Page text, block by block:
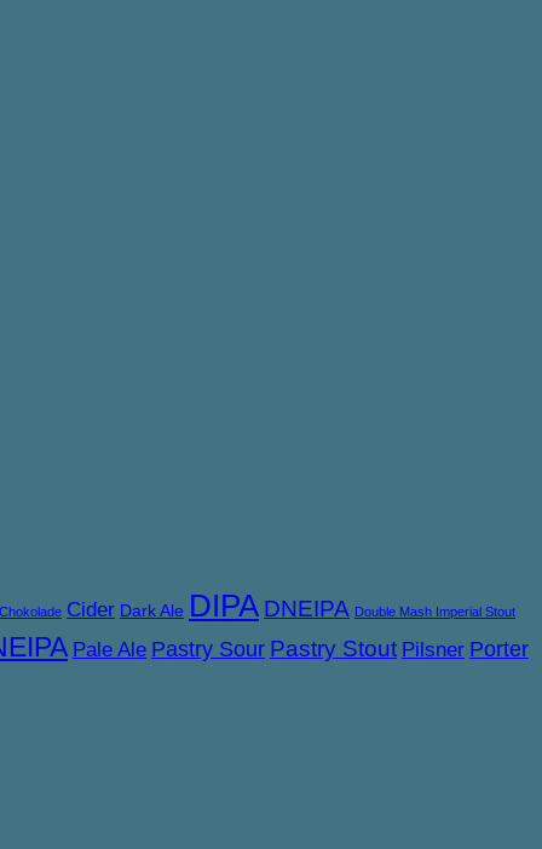
Chokolade Cider Dark Ale DIPA DNEIPA Double Mash Imperial Stout
Pale Ale Pastry Sour Pastry Stout Pilsner Porter